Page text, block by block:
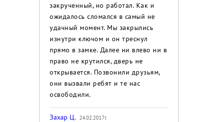
закрученный, но работал. Как и
ожидалось сломался в самый не
удачный момент. Мы закрылись
изнутри ключом и он треснул
прямо в замке. Далее ни влево ни в
право не крутился, дверь не
открывается. Позвонили друзьям,
они вызвали ребят и те нас
освободили.
Захар Ц. 24.02.2017г.